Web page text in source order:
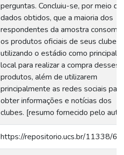
perguntas. Concluiu-se, por meio
dados obtidos, que a maioria dos
respondentes da amostra
os produtos oficiais de seus clubes,
utilizando o estádio como principal
local para realizar a compra desses
produtos, além de utilizarem
principalmente as redes sociais para
obter informações e notícias dos
clubes. [resumo fornecido pelo
https://repositorio.ucs.br/11338/